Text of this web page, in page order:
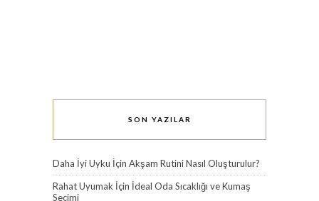
SON YAZILAR
Daha İyi Uyku İçin Akşam Rutini Nasıl Oluşturulur?
Rahat Uyumak İçin İdeal Oda Sıcaklığı ve Kumaş
Seçimi